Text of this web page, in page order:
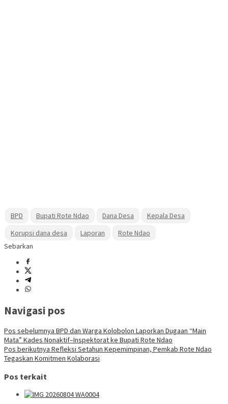
BPD Bupati Rote Ndao Dana Desa
Kepala Desa
Korupsi dana desa
Laporan
Rote Ndao
Sebarkan
Navigasi pos
Pos sebelumnya BPD dan Warga Kolobolon Laporkan Dugaan “Main
Mata” Kades Nonaktif–Inspektorat ke Bupati Rote Ndao
Pos berikutnya Refleksi Setahun Kepemimpinan, Pemkab Rote Ndao
Tegaskan Komitmen Kolaborasi
Pos terkait